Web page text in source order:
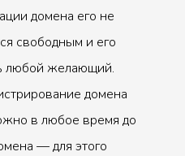
домена его не
свободным и его
любой желающий.
домена
в любое время до
— для этого